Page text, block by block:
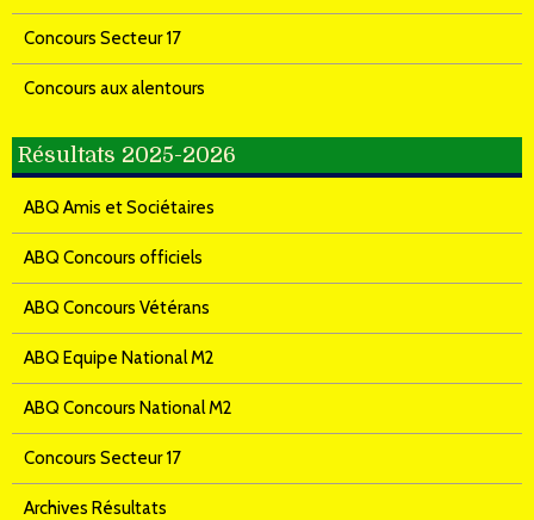
Concours Secteur 17
Concours aux alentours
Résultats 2025-2026
ABQ Amis et Sociétaires
ABQ Concours officiels
ABQ Concours Vétérans
ABQ Equipe National M2
ABQ Concours National M2
Concours Secteur 17
Archives Résultats